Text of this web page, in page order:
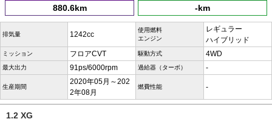
880.6km -km
排気量 1242cc
使用燃料
エンジン
レギュラー
ハイブリッド
ミッション フロアCVT 駆動方式 4WD
最大出力 91ps/6000rpm 過給器（ターボ） -
生産期間
2020年05月～202
2年08月
燃費性能 -
1.2 XG